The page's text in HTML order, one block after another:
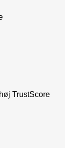
TrustScore